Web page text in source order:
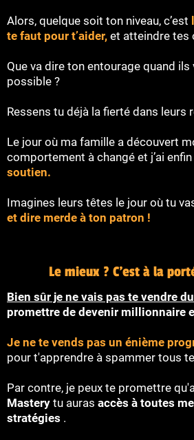
Alors, quelque soit ton niveau, c’est
te faut pour t’aider, et atteindre tes
Que va dire ton entourage quand ils
possible ?
Ressens tu déjà la fierté dans leurs
Le jour où ma famille a découvert
comportement à changé et j’ai enfin
soutien.
Imagines leurs têtes le jour où tu
et dire merde à ton patron !
Le mieux ? C'est à la
Bien sûr je ne vais pas te vendre
promettre de devenir millionnaire
Je ne te vends pas un énième
pour t'apprendre à spammer tous
Par contre, je peux te promettre
Mastery tu auras accès à toutes
stratégies .